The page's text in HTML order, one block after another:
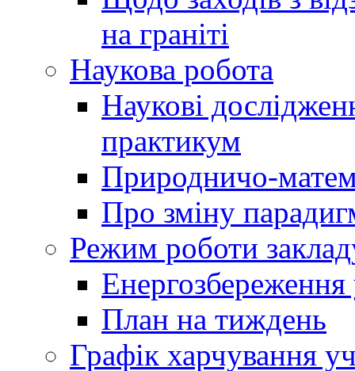
на граніті
Наукова робота
Наукові
практикум
Природничо-
Про зміну
Режим роботи
Енергозбереження
План на тиждень
Графік харчування